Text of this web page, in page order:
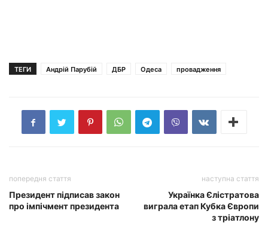
ТЕГИ Андрій Парубій ДБР Одеса провадження
попередня стаття
Президент підписав закон
про імпічмент президента
наступна стаття
Українка Єлістратова
виграла етап Кубка Європи
з тріатлону